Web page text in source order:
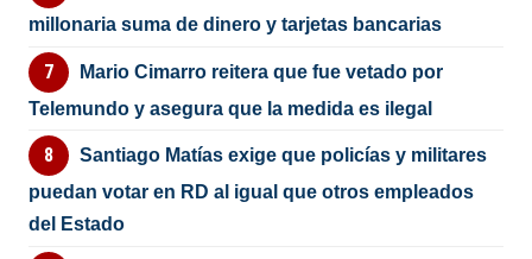
millonaria suma de dinero y tarjetas bancarias
Mario Cimarro reitera que fue vetado por
Telemundo y asegura que la medida es ilegal
Santiago Matías exige que policías y militares
puedan votar en RD al igual que otros empleados
del Estado